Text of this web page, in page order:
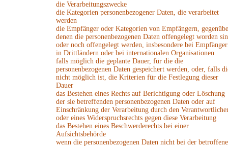
die Verarbeitungszwecke
die Kategorien personenbezogener Daten, die verarbeitet
werden
die Empfänger oder Kategorien von Empfängern,
denen die personenbezogenen Daten offengelegt worden
oder noch offengelegt werden, insbesondere bei
in Drittländern oder bei internationalen Organisationen
falls möglich die geplante Dauer, für die die
personenbezogenen Daten gespeichert werden, oder, falls
nicht möglich ist, die Kriterien für die Festlegung dieser
Dauer
das Bestehen eines Rechts auf Berichtigung oder Löschung
der sie betreffenden personenbezogenen Daten oder auf
Einschränkung der Verarbeitung durch den
oder eines Widerspruchsrechts gegen diese Verarbeitung
das Bestehen eines Beschwerderechts bei einer
Aufsichtsbehörde
wenn die personenbezogenen Daten nicht bei der